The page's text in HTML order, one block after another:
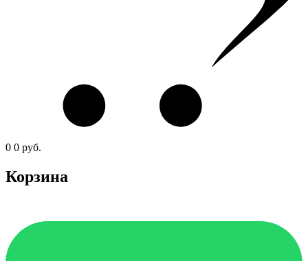
0 0 руб.
Корзина